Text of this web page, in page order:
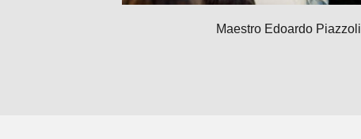
Maestro Edoardo Piazzoli